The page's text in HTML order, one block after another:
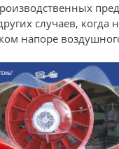
случаев, когда
напоре